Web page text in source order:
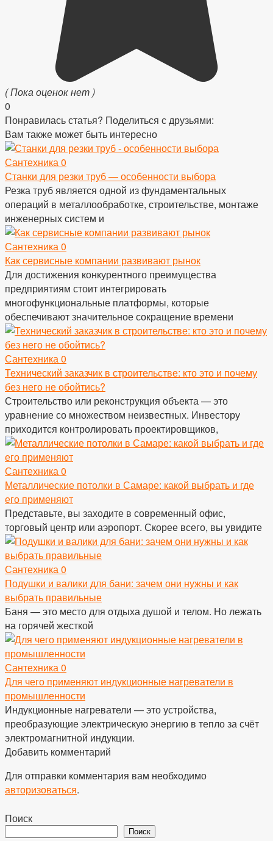
( Пока оценок нет )
0
Понравилась статья? Поделиться с друзьями:
Вам также может быть интересно
Сантехника0
Станки для резки труб — особенности выбора
Резка труб является одной из фундаментальных
операций в металлообработке, строительстве, монтаже
инженерных систем и
Сантехника0
Как сервисные компании развивают рынок
Для достижения конкурентного преимущества
предприятиям стоит интегрировать
многофункциональные платформы, которые
обеспечивают значительное сокращение времени
Сантехника0
Технический заказчик в строительстве: кто это и почему
без него не обойтись?
Строительство или реконструкция объекта — это
уравнение со множеством неизвестных. Инвестору
приходится контролировать проектировщиков,
Сантехника0
Металлические потолки в Самаре: какой выбрать и где
его применяют
Представьте, вы заходите в современный офис,
торговый центр или аэропорт. Скорее всего, вы увидите
Сантехника0
Подушки и валики для бани: зачем они нужны и как
выбрать правильные
Баня — это место для отдыха душой и телом. Но лежать
на горячей жесткой
Сантехника0
Для чего применяют индукционные нагреватели в
промышленности
Индукционные нагреватели — это устройства,
преобразующие электрическую энергию в тепло за счёт
электромагнитной индукции.
Добавить комментарий
Для отправки комментария вам необходимо
авторизоваться.
Поиск
Поиск